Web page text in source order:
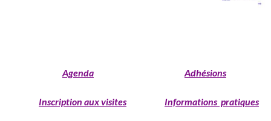
Agenda Adhésions
Inscription aux visites Informations pratiques